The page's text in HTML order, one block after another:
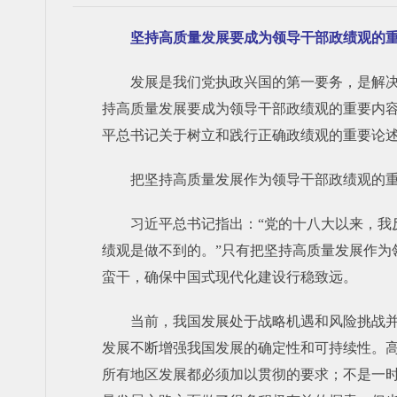
坚持高质量发展要成为领导干部政绩观的
发展是我们党执政兴国的第一要务，是解
持高质量发展要成为领导干部政绩观的重要内
平总书记关于树立和践行正确政绩观的重要论
把坚持高质量发展作为领导干部政绩观的
习近平总书记指出：“党的十八大以来，
绩观是做不到的。”只有把坚持高质量发展作
蛮干，确保中国式现代化建设行稳致远。
当前，我国发展处于战略机遇和风险挑战
发展不断增强我国发展的确定性和可持续性。
所有地区发展都必须加以贯彻的要求；不是一